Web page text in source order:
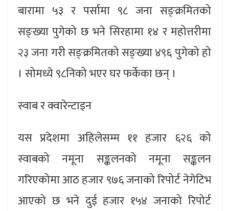
बारामा ५३ र पर्सामा ९८ जना सङ्क्रमितको
सङ्ख्या पुगेको छ भने सिरहामा १४ र महोत्तरीमा
२३ जना गरी सङ्क्रमितको सङ्ख्या ४९६ पुगेको हो
। सोमध्ये ९८निको भएर घर फर्केका छन् ।
स्वाब र क्वारेन्टाइन
यस प्रदेशमा अहिलेसम्म ११ हजार ६२६ को
स्वाबको नमूना सङ्कलनको नमूना सङ्कलन
गरिएकोमा आठ हजार ९७६ जनाको रिपोर्ट नेगेटिभ
आएको छ भने दुई हजार १५४ जनाको रिपोर्ट